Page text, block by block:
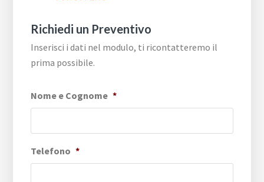
Richiedi un Preventivo
Inserisci i dati nel modulo, ti ricontatteremo il
prima possibile.
Nome e Cognome *
Telefono *